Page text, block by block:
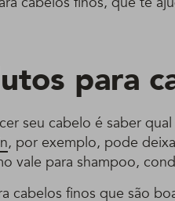
para
seu cabelo é saber
, por exemplo, pode
vale para shampoo,
cabelos finos que são